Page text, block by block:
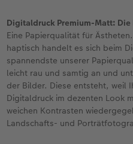
Digitaldruck Premium-Matt:
Eine Papierqualität für
haptisch handelt es sich beim
spannendste unserer
leicht rau und samtig an und
der Bilder. Diese entsteht, weil
Digitaldruck im dezenten Look
weichen Kontrasten
Landschafts- und